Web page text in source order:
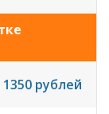
1350 рублей